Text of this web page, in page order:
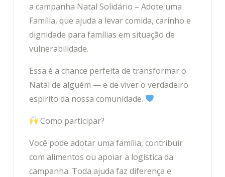
a campanha Natal Solidário – Adote uma
Família, que ajuda a levar comida, carinho e
dignidade para famílias em situação de
vulnerabilidade.
Essa é a chance perfeita de transformar o
Natal de alguém — e de viver o verdadeiro
espírito da nossa comunidade.
Como participar?
Você pode adotar uma família, contribuir
com alimentos ou apoiar a logística da
campanha. Toda ajuda faz diferença e